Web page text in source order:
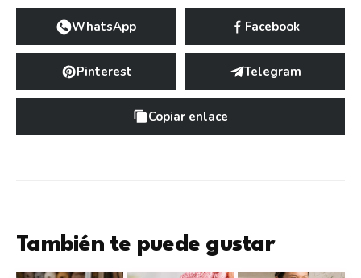
WhatsApp Facebook
Pinterest Telegram
Copiar enlace
También te puede gustar